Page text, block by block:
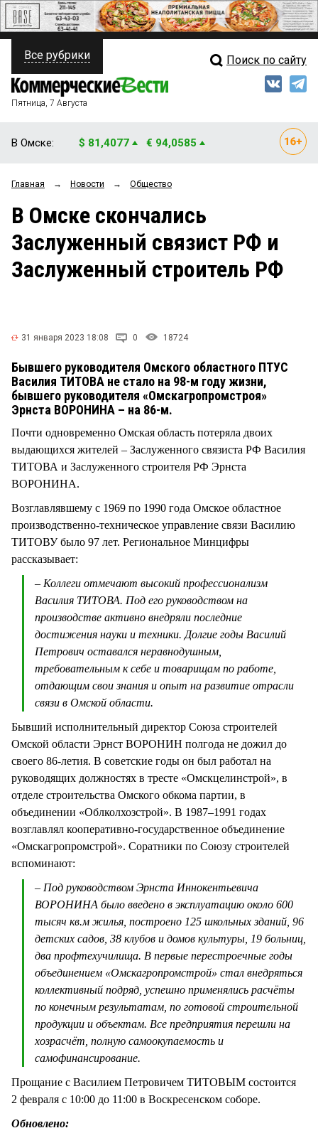
ПОЛИТИКА
ФИНАНСЫ
ОБЩЕСТВО
ЗАКОН
НОВОСТИ КОМПАНИЙ
Свежий выпуск
Рейтинги
Блоги
Архив
Все рубрики Поиск по сайту
Пятница, 7 Августа
В Омске: $ 81,4077 € 94,0585
Главная → Новости → Общество
В Омске скончались
Заслуженный связист РФ и
Заслуженный строитель РФ
31 января 2023 18:08 0 18724
Бывшего руководителя Омского областного ПТУС
Василия ТИТОВА не стало на 98-м году жизни,
бывшего руководителя «Омскагропромстроя»
Эрнста ВОРОНИНА – на 86-м.
Почти одновременно Омская область потеряла двоих
выдающихся жителей – Заслуженного связиста РФ Василия
ТИТОВА и Заслуженного строителя РФ Эрнста
ВОРОНИНА.
Возглавлявшему с 1969 по 1990 года Омское областное
производственно-техническое управление связи Василию
ТИТОВУ было 97 лет. Региональное Минцифры
рассказывает:
– Коллеги отмечают высокий профессионализм
Василия ТИТОВА. Под его руководством на
производстве активно внедряли последние
достижения науки и техники. Долгие годы Василий
Петрович оставался неравнодушным,
требовательным к себе и товарищам по работе,
отдающим свои знания и опыт на развитие отрасли
связи в Омской области.
Бывший исполнительный директор Союза строителей
Омской области Эрнст ВОРОНИН полгода не дожил до
своего 86-летия. В советские годы он был работал на
руководящих должностях в тресте «Омскцелинстрой», в
отделе строительства Омского обкома партии, в
объединении «Облколхозстрой». В 1987–1991 годах
возглавлял кооперативно-государственное объединение
«Омскагропромстрой». Соратники по Союзу строителей
вспоминают:
– Под руководством Эрнста Иннокентьевича
ВОРОНИНА было введено в эксплуатацию около 600
тысяч кв.м жилья, построено 125 школьных зданий, 96
детских садов, 38 клубов и домов культуры, 19 больниц,
два профтехучилища. В первые перестроечные годы
объединением «Омскагропромстрой» стал внедряться
коллективный подряд, успешно применялись расчёты
по конечным результатам, по готовой строительной
продукции и объектам. Все предприятия перешли на
хозрасчёт, полную самоокупаемость и
самофинансирование.
Прощание с Василием Петровичем ТИТОВЫМ состоится
2 февраля с 10:00 до 11:00 в Воскресенском соборе.
Обновлено: